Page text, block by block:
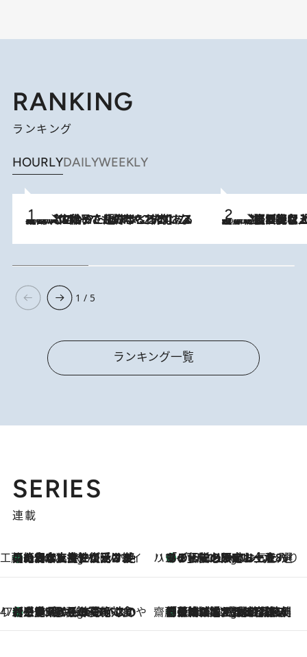
RANKING
ランキング
HOURLYDAILYWEEKLY
2026.8.5
【阿川佐和子さんの年とる力】なぜ70代で始めた趣味は“こんなに楽しい”のか？ ピアノ、俳句…スランプに陥っても続けられる“ある秘訣”とは 2026.8.5
【なぜ吉沢亮は「気配を消せる」のか？】興行収入208億の『国宝』を経て挑むミュージカル『ディア・エヴァン・ハンセン』。トップ俳優が舞台上でさらけ出した“孤独”とは
1 / 5
ランキング一覧
SERIES
連載
工藤まやのおもてなしハワイ
5 Hours Ago
【ハワイ土産】ローカルの絶大な支持で復活！ 絶品の幻クッキー《元ファンの日本人女性が受け継いだ名店》 ハワイ賢者 リサのお気に入りリスト5 Hours Ago
あの伝説の限定トートも！ リニューアルした「ディーン＆デルーカ ハワイ」で必須のお土産8選
47都道府県の手みやげ ひんやりスイーツで夏を満喫
5 Hours Ago
【三重県】この夏絶対食べたい 冷やしておいしいおやつ3選 お餅×アイスの新感覚スイーツ 齋藤 薫 美容脳ルネサンス
5 Hours Ago
「荷物が増えるほど旅ストレスは増す」美容ジャーナリストがたどり着いた最終結論。“化粧品を劇的に減らす”感動の凝縮美容とは